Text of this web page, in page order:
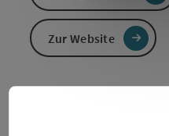
​Fachwerkstätte, Nissan,
Zur Website